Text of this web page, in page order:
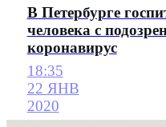
В Петербурге
человека с
коронавирус
18:35
22 ЯНВ
2020